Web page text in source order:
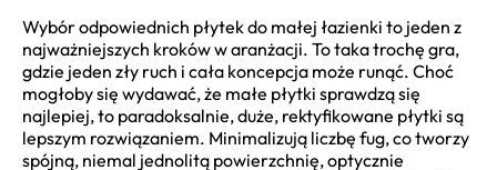
Wybór odpowiednich płytek do małej łazienki to jeden z
najważniejszych kroków w aranżacji. To taka trochę gra,
gdzie jeden zły ruch i cała koncepcja może runąć. Choć
mogłoby się wydawać, że małe płytki sprawdzą się
najlepiej, to paradoksalnie, duże, rektyfikowane płytki są
lepszym rozwiązaniem. Minimalizują liczbę fug, co tworzy
spójną, niemal jednolitą powierzchnię, optycznie